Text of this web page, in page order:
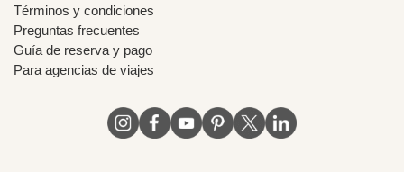
Términos y condiciones
Preguntas frecuentes
Guía de reserva y pago
Para agencias de viajes